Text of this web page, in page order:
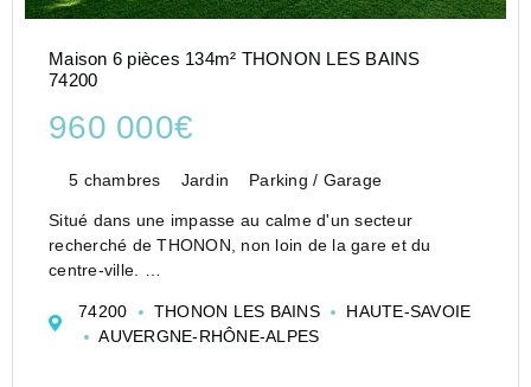
Maison 6 pièces 134m² THONON LES BAINS
74200
960 000€
5 chambres Jardin Parking / Garage
Situé dans une impasse au calme d'un secteur
recherché de THONON, non loin de la gare et du
centre-ville.
house, jacuzzi et garage.
Au rez-de-chaussée un hall d'entrée avec espace
74200 THONON LES BAINS
HAUTE-SAVOIE
AUVERGNE-RHÔNE-ALPES